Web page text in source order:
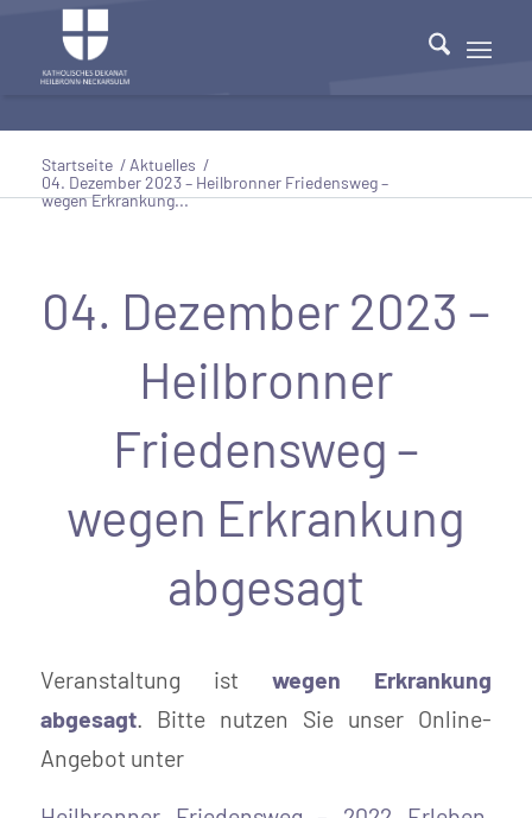
Startseite / Aktuelles /
04. Dezember 2023 – Heilbronner Friedensweg –
wegen Erkrankung...
04. Dezember 2023 –
Heilbronner
Friedensweg –
wegen Erkrankung
abgesagt
Veranstaltung istwegen Erkrankung
abgesagt. Bitte nutzen Sie unser Online-
Angebot unter